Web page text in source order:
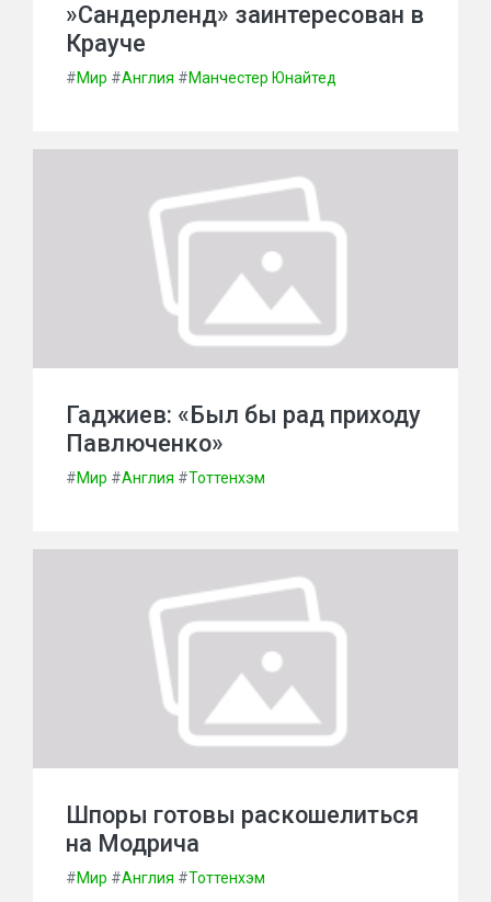
»Сандерленд» заинтересован в
Крауче
#Мир #Англия #Манчестер Юнайтед
Гаджиев: «Был бы рад приходу
Павлюченко»
#Мир #Англия #Тоттенхэм
Шпоры готовы раскошелиться
на Модрича
#Мир #Англия #Тоттенхэм